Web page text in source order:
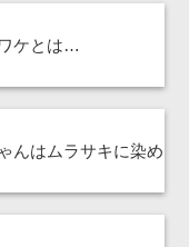
ケとは…
んはムラサキに染め